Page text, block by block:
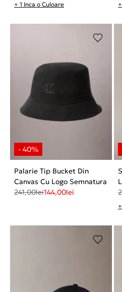
+ 1 Inca o Culoare
Palarie Tip Bucket Din
Canvas Cu Logo Semnatura
241,00lei144,00lei